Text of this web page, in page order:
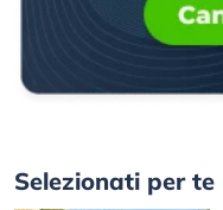
Selezionati per te